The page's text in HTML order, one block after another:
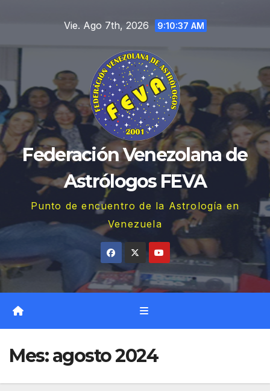
contenido
Vie. Ago 7th, 2026 9:10:38 AM
Federación Venezolana de
Astrólogos FEVA
Punto de encuentro de la Astrología en
Venezuela
Mes:agosto 2024